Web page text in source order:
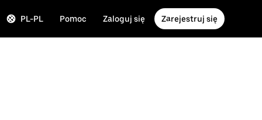
PL-PL Pomoc Zaloguj się Zarejestruj się